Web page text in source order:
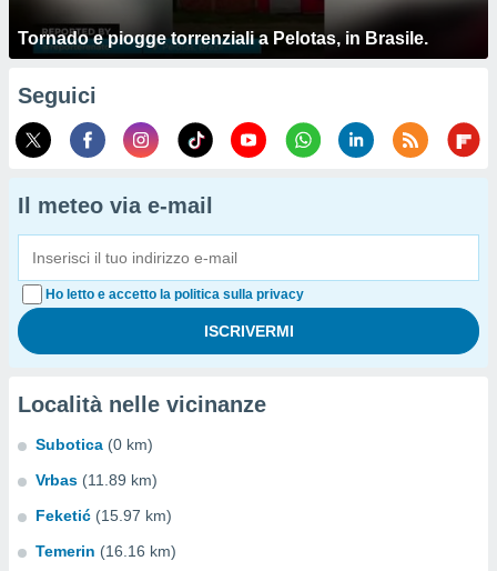
Tornado e piogge torrenziali a Pelotas, in Brasile.
Seguici
Il meteo via e-mail
Ho letto e accetto la politica sulla privacy
Località nelle vicinanze
Subotica (0 km)
Vrbas (11.89 km)
Feketić (15.97 km)
Temerin (16.16 km)